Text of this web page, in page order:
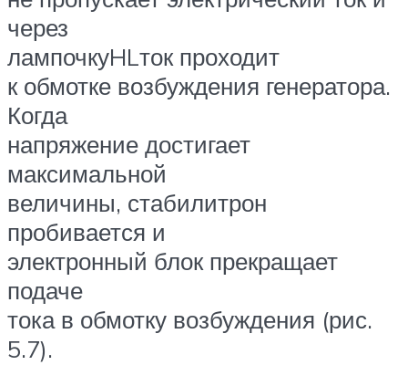
через
лампочкуHLток проходит
к обмотке возбуждения генератора.
Когда
напряжение достигает
максимальной
величины, стабилитрон
пробивается и
электронный блок прекращает
подаче
тока в обмотку возбуждения (рис.
5.7).